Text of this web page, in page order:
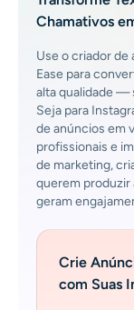
Chamativos
Use o criador de
Ease para
alta qualidade —
Seja para
de anúncios em
profissionais e
de marketing,
querem produzir
geram
Crie
com Suas